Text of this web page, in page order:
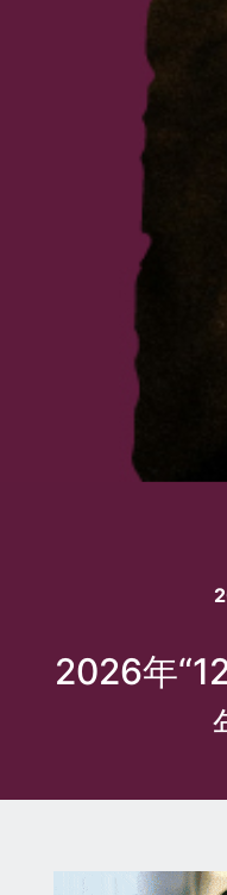
2026年